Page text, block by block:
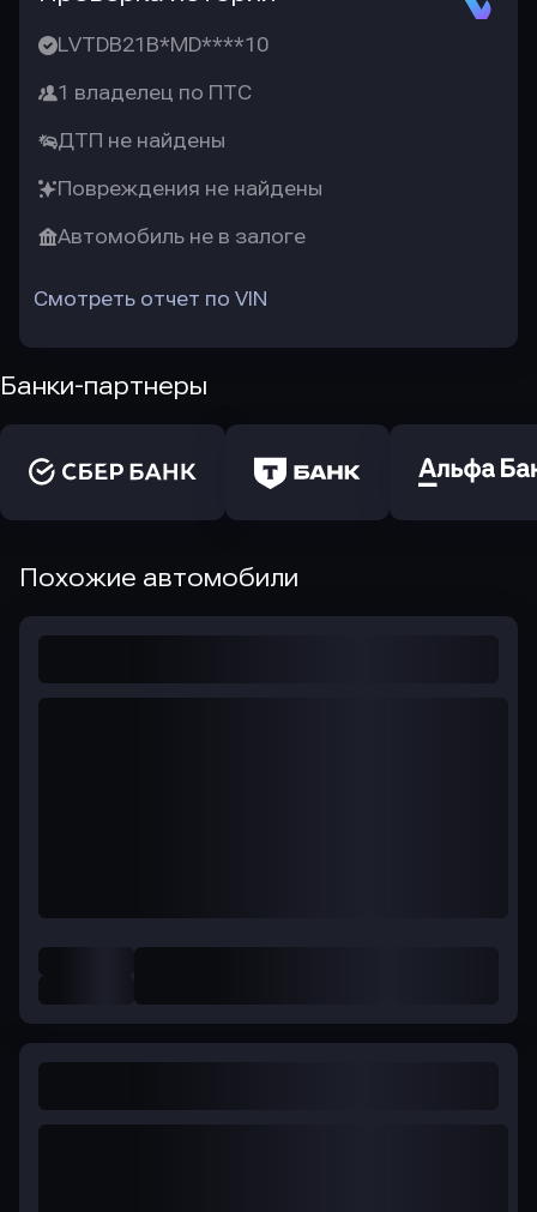
LVTDB21B*MD****10
1 владелец по ПТС
ДТП не найдены
Повреждения не найдены
Автомобиль не в залоге
Смотреть отчет по VIN
Банки-партнеры
Похожие автомобили